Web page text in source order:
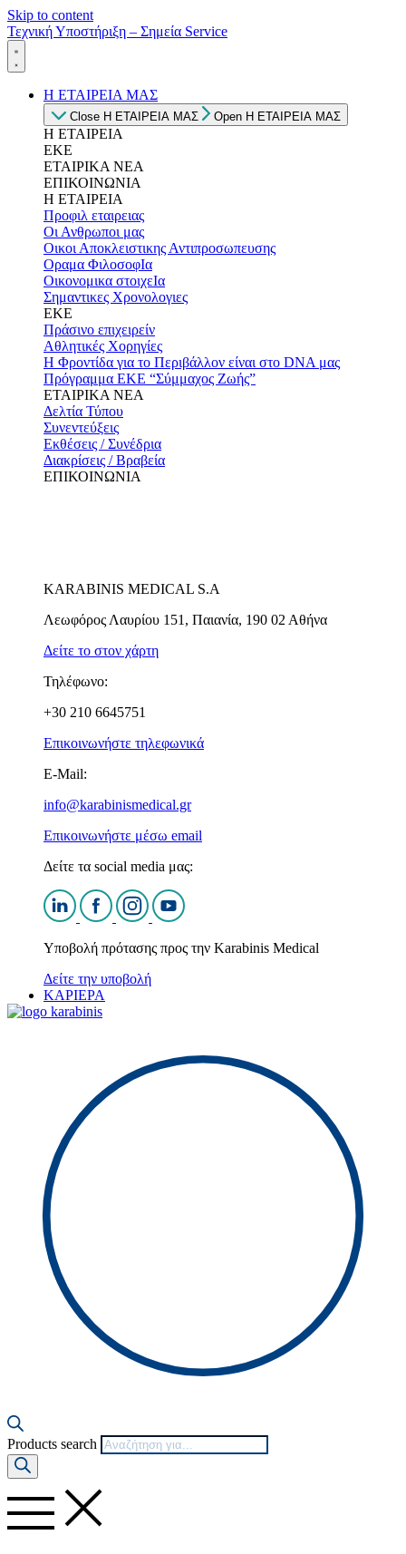
Skip to content
Τεχνική Υποστήριξη – Σημεία Service
Η ΕΤΑΙΡΕΙΑ ΜΑΣ
Close Η ΕΤΑΙΡΕΙΑ ΜΑΣ Open Η ΕΤΑΙΡΕΙΑ ΜΑΣ
Η ΕΤΑΙΡΕΙΑ
ΕΚΕ
ΕΤΑΙΡΙΚΑ ΝΕΑ
ΕΠΙΚΟΙΝΩΝΙΑ
Η ΕΤΑΙΡΕΙΑ
Προφιλ εταιρειας
Οι Ανθρωποι μας
Οικοι Αποκλειστικης Αντιπροσωπευσης
Οραμα ΦιλοσοφΙα
Οικονομικα στοιχεΙα
Σημαντικες Χρονολογιες
ΕΚΕ
Πράσινο επιχειρείν
Αθλητικές Χορηγίες
Η Φροντίδα για το Περιβάλλον είναι στο DNA μας
Πρόγραμμα ΕΚΕ “Σύμμαχος Ζωής”
ΕΤΑΙΡΙΚΑ ΝΕΑ
Δελτία Τύπου
Συνεντεύξεις
Εκθέσεις / Συνέδρια
Διακρίσεις / Βραβεία
ΕΠΙΚΟΙΝΩΝΙΑ
KARABINIS MEDICAL S.A
Λεωφόρος Λαυρίου 151, Παιανία, 190 02 Αθήνα
Δείτε το στον χάρτη
Τηλέφωνο:
+30 210 6645751
Επικοινωνήστε τηλεφωνικά
E-Mail:
info@karabinismedical.gr
Επικοινωνήστε μέσω email
Δείτε τα social media μας:
Υποβολή πρότασης προς την Karabinis Medical
Δείτε την υποβολή
ΚΑΡΙΕΡΑ
Products search